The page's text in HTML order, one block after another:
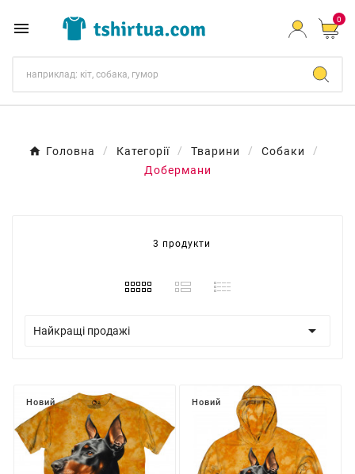
 0
Головна Категорії Тварини
Собаки
Добермани
3 продукти
Найкращі продажі 
Новий Новий